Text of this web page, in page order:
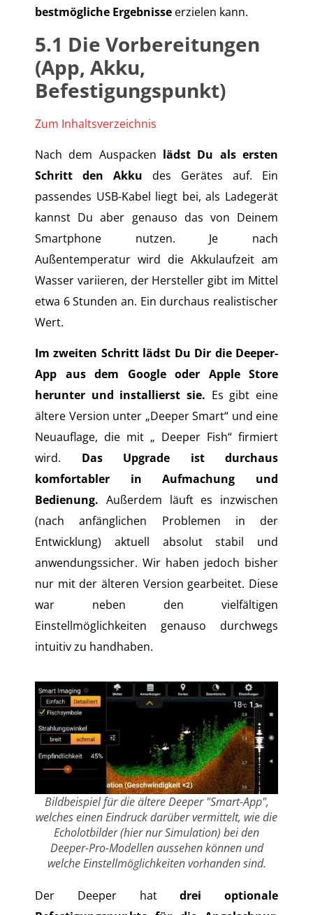
bestmögliche Ergebnisse erzielen kann.
5.1 Die Vorbereitungen
(App, Akku,
Befestigungspunkt)
Zum Inhaltsverzeichnis
Nach dem Auspacken lädst Du als ersten
Schritt den Akku des Gerätes auf. Ein
passendes USB-Kabel liegt bei, als Ladegerät
kannst Du aber genauso das von Deinem
Smartphone nutzen. Je nach
Außentemperatur wird die Akkulaufzeit am
Wasser variieren, der Hersteller gibt im Mittel
etwa 6 Stunden an. Ein durchaus realistischer
Wert.
Im zweiten Schritt lädst Du Dir die Deeper-
App aus dem Google oder Apple Store
herunter und installierst sie. Es gibt eine
ältere Version unter „Deeper Smart“ und eine
Neuauflage, die mit „ Deeper Fish“ firmiert
wird. Das Upgrade ist durchaus
komfortabler in Aufmachung und
Bedienung. Außerdem läuft es inzwischen
(nach anfänglichen Problemen in der
Entwicklung) aktuell absolut stabil und
anwendungssicher. Wir haben jedoch bisher
nur mit der älteren Version gearbeitet. Diese
war neben den vielfältigen
Einstellmöglichkeiten genauso durchwegs
intuitiv zu handhaben.
Bildbeispiel für die ältere Deeper "Smart-App",
welches einen Eindruck darüber vermittelt, wie die
Echolotbilder (hier nur Simulation) bei den
Deeper-Pro-Modellen aussehen können und
welche Einstellmöglichkeiten vorhanden sind.
Der Deeper hatdrei optionale